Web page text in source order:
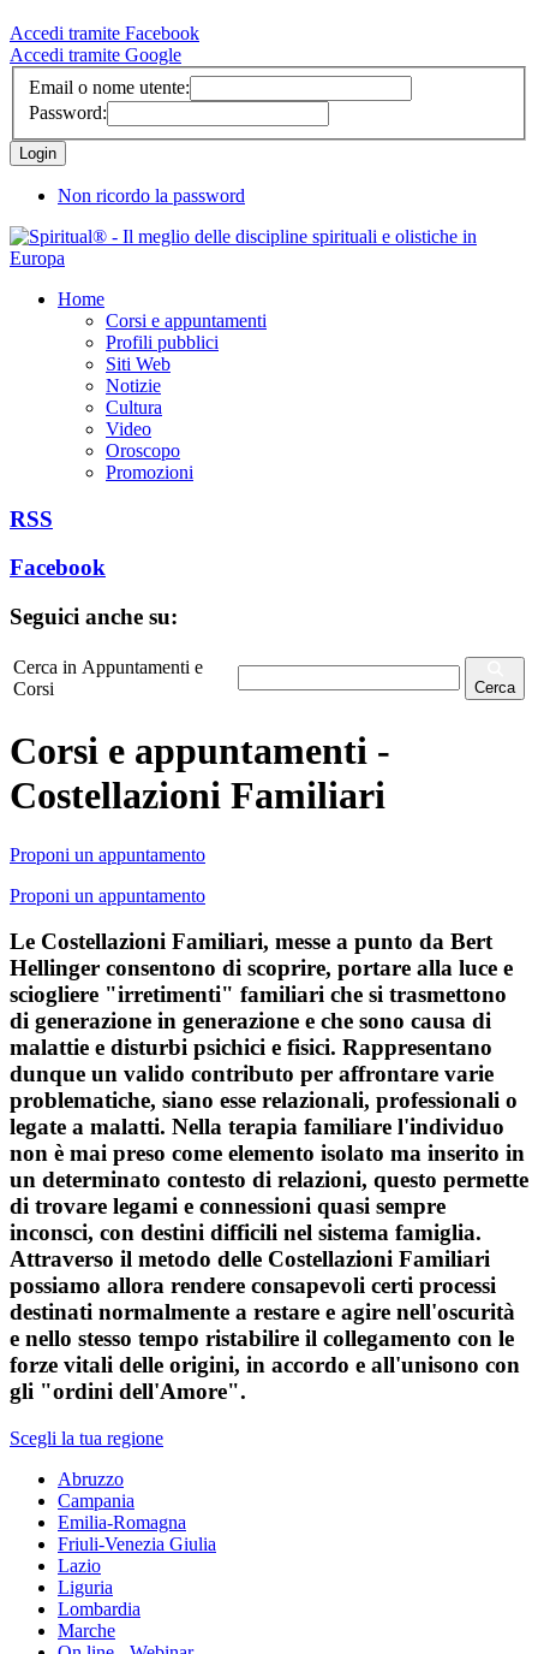
Accedi tramite Facebook
Accedi tramite Google
Email o nome utente:
Password:
Non ricordo la password
Home
Corsi e appuntamenti
Profili pubblici
Siti Web
Notizie
Cultura
Video
Oroscopo
Promozioni
RSS
Facebook
Seguici anche su:
Cerca in Appuntamenti e
Corsi
Cerca
Corsi e appuntamenti -
Costellazioni Familiari
Proponi un appuntamento
Proponi un appuntamento
Le Costellazioni Familiari, messe a punto da Bert
Hellinger consentono di scoprire, portare alla luce e
sciogliere "irretimenti" familiari che si trasmettono
di generazione in generazione e che sono causa di
malattie e disturbi psichici e fisici. Rappresentano
dunque un valido contributo per affrontare varie
problematiche, siano esse relazionali, professionali o
legate a malatti. Nella terapia familiare l'individuo
non è mai preso come elemento isolato ma inserito in
un determinato contesto di relazioni, questo permette
di trovare legami e connessioni quasi sempre
inconsci, con destini difficili nel sistema famiglia.
Attraverso il metodo delle Costellazioni Familiari
possiamo allora rendere consapevoli certi processi
destinati normalmente a restare e agire nell'oscurità
e nello stesso tempo ristabilire il collegamento con le
forze vitali delle origini, in accordo e all'unisono con
gli "ordini dell'Amore".
Scegli la tua regione
Abruzzo
Campania
Emilia-Romagna
Friuli-Venezia Giulia
Lazio
Liguria
Lombardia
Marche